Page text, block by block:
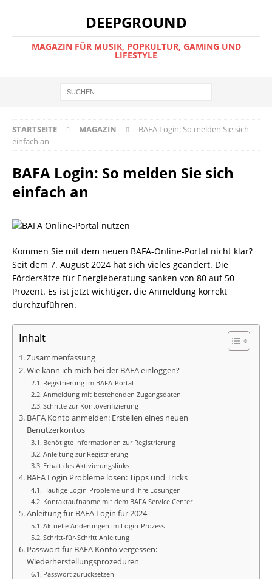
DEEPGROUND
MAGAZIN FÜR MUSIK, POPKULTUR, GAMING UND
LIFESTYLE
STARTSEITE MAGAZIN
BAFA Login: So melden Sie sich
einfach an
BAFA Login: So melden Sie sich
einfach an
Kommen Sie mit dem neuen BAFA-Online-Portal nicht klar?
Seit dem 7. August 2024 hat sich vieles geändert. Die
Fördersätze für Energieberatung sanken von 80 auf 50
Prozent. Es ist jetzt wichtiger, die Anmeldung korrekt
durchzuführen.
Inhalt
Zusammenfassung
Wie kann ich mich bei der BAFA einloggen?
Registrierung im BAFA-Portal
Anmeldung mit bestehenden Zugangsdaten
Schritte zur Kontoverifizierung
BAFA Konto anmelden: Erstellen eines neuen
Benutzerkontos
Benötigte Informationen zur Registrierung
Anleitung zur Registrierung
Erhalt des Aktivierungslinks
BAFA Login Probleme lösen: Tipps und Tricks
Häufige Login-Probleme und ihre Lösungen
Kontaktaufnahme mit dem BAFA Service Center
Anleitung für BAFA Login für 2024
Aktuelle Änderungen im Login-Prozess
Schritt-für-Schritt Anleitung
Passwort für BAFA Konto vergessen:
Wiederherstellungsprozeduren
Passwort zurücksetzen